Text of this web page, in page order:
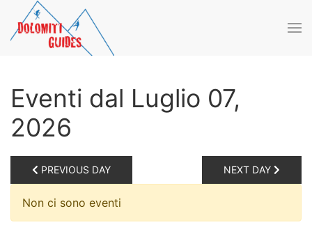
Skip to main content
Eventi dal Luglio 07,
2026
PREVIOUS DAY NEXT DAY
Non ci sono eventi